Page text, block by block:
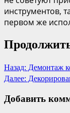
инструментов,
первом же
Назад: Демонтаж
Далее:
Добавить